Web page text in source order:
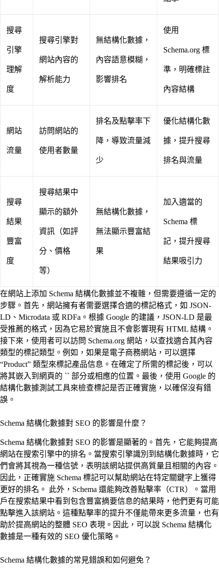
搜尋
引擎
理解
度
搜尋引擎對
網站內容的
解析能力
無結構化數據，
內容語意模糊，
影響排名
使用
Schema.org 標
準，明確標註
內容結構
網站
流量
訪問網站的
使用者數量
排名及點擊率下
降，導致流量減
少
優化結構化數
據，提升搜尋
排名與流量
搜尋
結果
豐富
度
搜尋結果中
顯示的額外
資訊（如評
分、價格
等）
無結構化數據，
無法顯示豐富結
果
加入適當的
Schema 標
記，提升搜尋
結果吸引力
在網站上添加 Schema 結構化數據並不複雜，但需要遵循一定的
步驟。首先，網站擁有者需要選擇合適的標記格式，如 JSON-
LD、Microdata 或 RDFa。根據 Google 的建議，JSON-LD 是最
受推薦的格式，因為它易於實施且不會影響現有 HTML 結構。
接下來，使用者可以訪問 Schema.org 網站，以查找適合其內容
類型的標記類型。例如，如果是電子商務網站，可以選擇
“Product” 類型來標記產品信息。在確定了所需的標記後，可以
將其嵌入到網頁的 `` 部分或相應的位置。最後，使用 Google 的
結構化數據測試工具來檢查標記是否正確實施，以確保沒有錯
誤。
Schema 結構化數據對 SEO 的影響是什麼？
Schema 結構化數據對 SEO 的影響是顯著的。首先，它能夠提高
網站在搜索引擎中的排名。當搜索引擎識別到結構化數據時，它
們會將其視為一種信號，表明該網站提供高質量且相關的內容。
因此，正確實施 Schema 標記可以幫助網站在特定關鍵字上獲得
更好的排名。 此外，Schema 還能夠改善點擊率（CTR）。當用
戶在搜索結果中看到包含豐富摘要信息的結果時，他們更有可能
點擊進入該網站。這種點擊率的提升不僅能帶來更多流量，也有
助於提高網站的整體 SEO 表現。因此，可以說 Schema 結構化
數據是一種有效的 SEO 優化策略。
Schema 結構化數據的常見錯誤和如何避免？